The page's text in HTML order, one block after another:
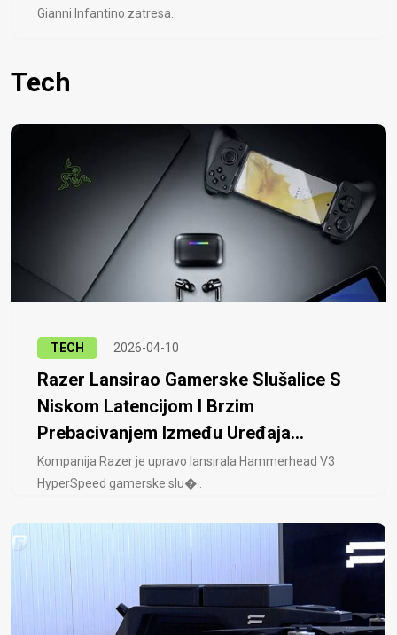
Gianni Infantino zatresa..
Tech
TECH 2026-04-10
Razer Lansirao Gamerske Slušalice S
Niskom Latencijom I Brzim
Prebacivanjem Između Uređaja...
Kompanija Razer je upravo lansirala Hammerhead V3
HyperSpeed ​​gamerske slu�..